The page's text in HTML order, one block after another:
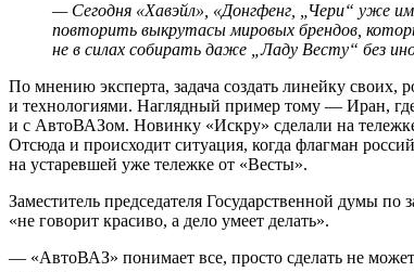
— Сегодня «Хавэйл», «Донгфенг, „Чери“ уже
повторить выкрутасы мировых брендов,
не в силах собирать даже „Ладу Весту“ без
По мнению эксперта, задача создать линейку
и технологиями. Наглядный пример тому — Иран,
и с АвтоВАЗом. Новинку «Искру» сделали на
Отсюда и происходит ситуация, когда флагман
на устаревшей уже тележке от «Весты».
Заместитель председателя Государственной думы по
«не говорит красиво, а дело умеет делать».
— «АвтоВАЗ» понимает все, просто сделать не